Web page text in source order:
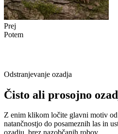
Prej
Potem
Odstranjevanje ozadja
Čisto ali prosojno
Z enim klikom ločite glavni motiv
natančnostjo do posameznih las in